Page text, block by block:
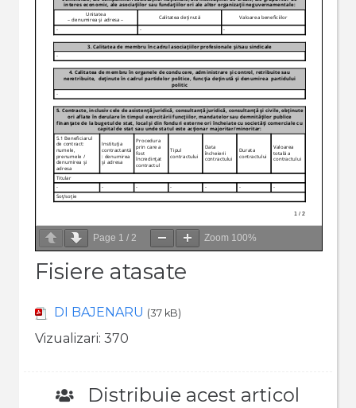
Page 1 / 2 Zoom 100%
Fisiere atasate
DI BAJENARU (37 kB)
Vizualizari: 370
Distribuie acest articol